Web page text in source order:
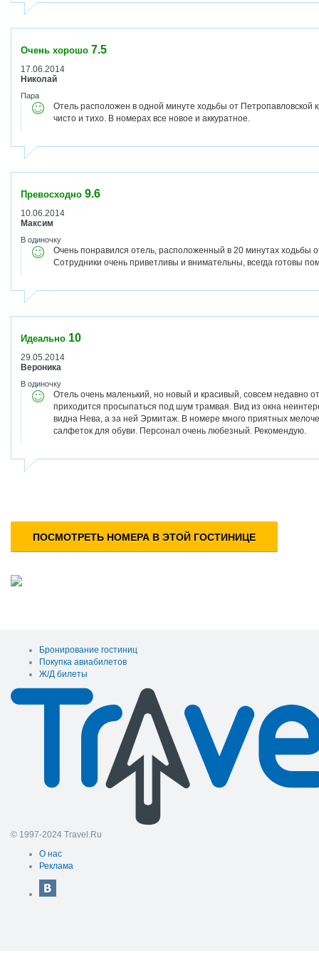
Очень хорошо 7.5
17.06.2014
Николай
Пара
Отель расположен в одной минуте ходьбы от Петропавловской
чисто и тихо. В номерах все новое и аккуратное.
Превосходно 9.6
10.06.2014
Максим
В одиночку
Очень понравился отель, расположенный в 20 минутах
Сотрудники очень приветливы и внимательны, всегда готовы
Идеально 10
29.05.2014
Вероника
В одиночку
Отель очень маленький, но новый и красивый, совсем недавно
приходится просыпаться под шум трамвая. Вид из окна
видна Нева, а за ней Эрмитаж. В номере много приятных
салфеток для обуви. Персонал очень любезный. Рекомендую.
ПОСМОТРЕТЬ НОМЕРА В ЭТОЙ ГОСТИНИЦЕ
Бронирование гостиниц
Покупка авиабилетов
Ж/Д билеты
© 1997-2024 Travel.Ru
О нас
Реклама